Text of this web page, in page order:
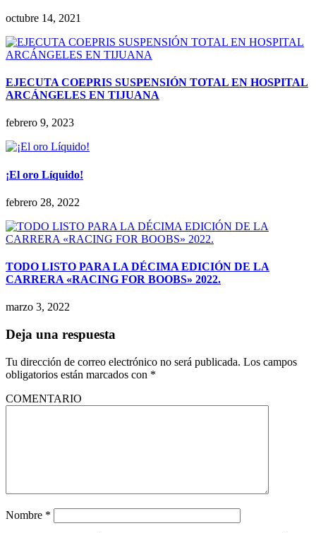
octubre 14, 2021
EJECUTA COEPRIS SUSPENSIÓN TOTAL EN HOSPITAL
ARCÁNGELES EN TIJUANA
febrero 9, 2023
¡El oro Líquido!
febrero 28, 2022
TODO LISTO PARA LA DÉCIMA EDICIÓN DE LA
CARRERA «RACING FOR BOOBS» 2022.
marzo 3, 2022
Deja una respuesta
Tu dirección de correo electrónico no será publicada. Los campos
obligatorios están marcados con *
COMENTARIO
Nombre *